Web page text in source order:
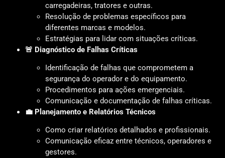
carregadeiras, tratores e outras.
Resolução de problemas específicos para
diferentes marcas e modelos.
Estratégias para lidar com situações críticas.
🚨 Diagnóstico de Falhas Críticas
Identificação de falhas que comprometem a
segurança do operador e do equipamento.
Procedimentos para ações emergenciais.
Comunicação e documentação de falhas críticas.
💼 Planejamento e Relatórios Técnicos
Como criar relatórios detalhados e profissionais.
Comunicação eficaz entre técnicos, operadores e
gestores.